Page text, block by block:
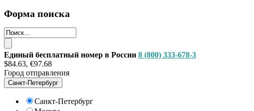
Форма поиска
Единый бесплатный номер в России 8 (800) 333-678-3
$84.63, €97.68
Город отправления
Санкт-Петербург
Санкт-Петербург